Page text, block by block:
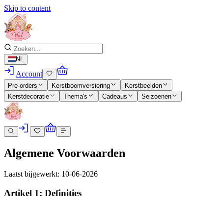
Skip to content
NL
Account
Pre-orders Kerstboomversiering
Kerstbeelden
Kerstdecoratie
Thema's Cadeaus Seizoenen
Algemene Voorwaarden
Laatst bijgewerkt: 10-06-2026
Artikel 1: Definities